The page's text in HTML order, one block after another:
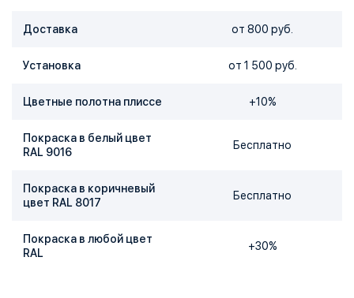
Доставка от 800 руб.
Установка от 1 500 руб.
Цветные полотна плиссе +10%
Покраска в белый цвет
RAL 9016
Бесплатно
Покраска в коричневый
цвет RAL 8017
Бесплатно
Покраска в любой цвет
RAL
+30%